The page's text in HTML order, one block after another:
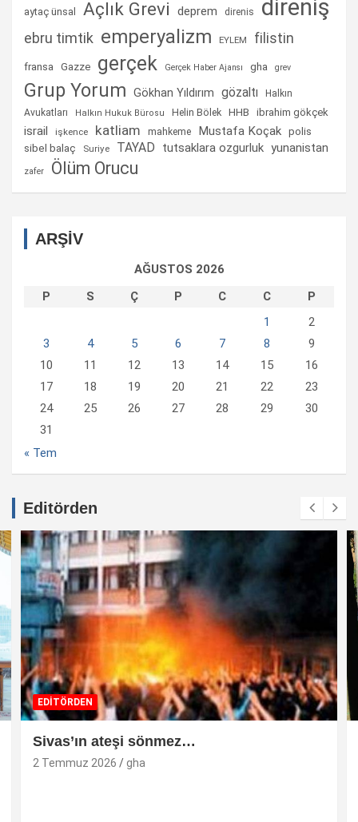
aytaç ünsal Açlık Grevi deprem direnis direniş
ebru timtik emperyalizm EYLEM filistin
fransa Gazze gerçek Gerçek Haber Ajansı gha grev
Grup Yorum Gökhan Yıldırım gözaltı
Halkın
Avukatları
Halkın Hukuk Bürosu Helin Bölek HHB ibrahim gökçek
israil işkence katliam mahkeme Mustafa Koçak polis
sibel balaç Suriye TAYAD tutsaklara ozgurluk yunanistan
zafer Ölüm Orucu
ARŞİV
AĞUSTOS 2026
P
S Ç P C C
P
1
2
3
4 5 6 7 8
9
10
11 12 13 14 15
16
17
18 19 20 21 22
23
24
25 26 27 28 29
30
31
« Tem
Editörden
EDİTÖRDEN
Sivas’ın ateşi sönmez…
2 Temmuz 2026 gha